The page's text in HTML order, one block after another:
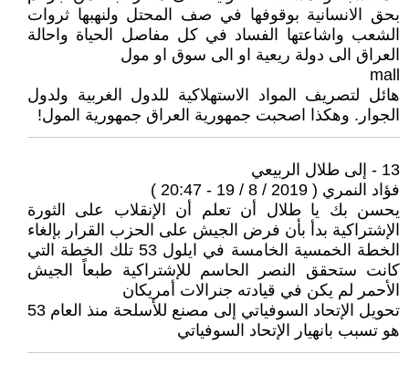
بحق الانسانية بوقوفها في صف المحتل ولنهبها ثروات
الشعب واشاعتها الفساد في كل مفاصل الحياة واحالة
العراق الى دولة ريعية او الى سوق او مول
mall
هائل لتصريف المواد الاستهلاكية للدول الغربية ولدول
الجوار. وهكذا اصحبت جمهورية العراق جمهورية المول!
13 - إلى طلال الربيعي
فؤاد النمري ( 2019 / 8 / 19 - 20:47 )
يحسن بك يا طلال أن تعلم أن الإنقلاب على الثورة
الإشتراكية بدأ بأن فرض الجيش على الحزب القرار بإلغاء
الخطة الخمسية الخامسة في ايلول 53 تلك الخطة التي
كانت ستحقق النصر الحاسم للإشتراكية طبعاً الجيش
الأحمر لم يكن في قيادته جنرالات أمريكان
تحويل الإتحاد السوفياتي إلى مصنع للأسلحة منذ العام 53
هو تسبب بانهيار الإتحاد السوفياتي